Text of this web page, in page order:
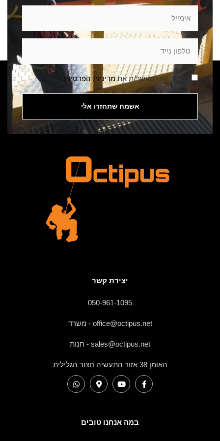
קראתי ואני מאשר/ת אתמדיניות הפרטיות
אשמח שתחזרו אלי
יצירת קשר
050-961-1095
office@octipus.net - משרד
sales@octipus.net - חנות
האומן 38 אזור התעשיה חצור הגלילית
במה אנחנו טובים